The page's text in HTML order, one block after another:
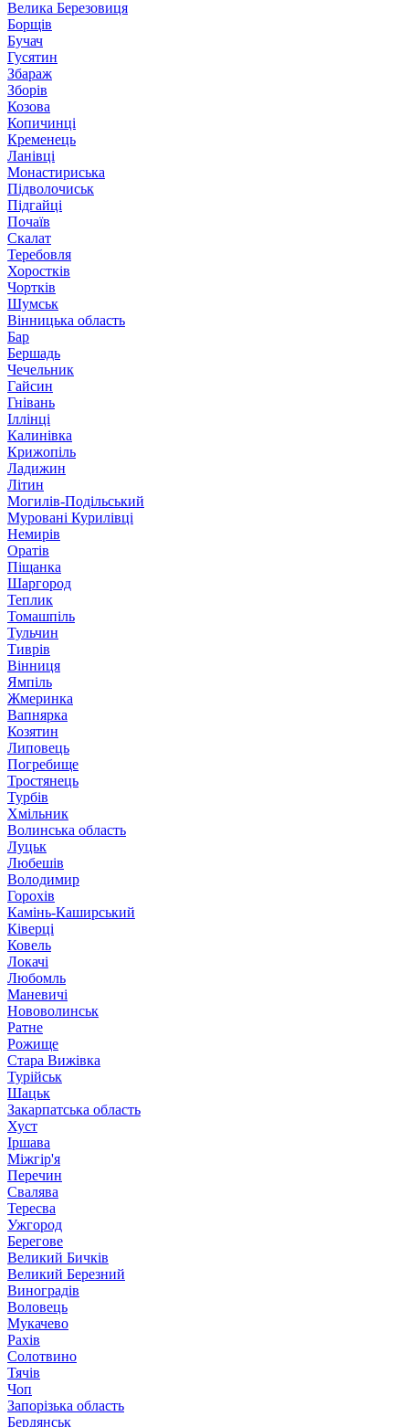
Велика Березовиця
Борщів
Бучач
Гусятин
Збараж
Зборів
Козова
Копичинці
Кременець
Ланівці
Монастириська
Підволочиськ
Підгайці
Почаїв
Скалат
Теребовля
Хоростків
Чортків
Шумськ
Вінницька область
Бар
Бершадь
Чечельник
Гайсин
Гнівань
Іллінці
Калинівка
Крижопіль
Ладижин
Літин
Могилів-Подільський
Муровані Курилівці
Немирів
Оратів
Піщанка
Шаргород
Теплик
Томашпіль
Тульчин
Тиврів
Вінниця
Ямпіль
Жмеринка
Вапнярка
Козятин
Липовець
Погребище
Тростянець
Турбів
Хмільник
Волинська область
Луцьк
Любешів
Володимир
Горохів
Камінь-Каширський
Ківерці
Ковель
Локачі
Любомль
Маневичі
Нововолинськ
Ратне
Рожище
Стара Вижівка
Турійськ
Шацьк
Закарпатська область
Хуст
Іршава
Міжгір'я
Перечин
Свалява
Тересва
Ужгород
Берегове
Великий Бичків
Великий Березний
Виноградів
Воловець
Мукачево
Рахів
Солотвино
Тячів
Чоп
Запорізька область
Бердянськ